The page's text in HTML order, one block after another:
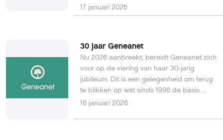
verbinden met toegewijde dienstverleners
en vrijwilligers, streeft dit platform naar het
ontrafelen, samenwerking te bevorderen
en een behulpzame gemeenschap te
vormen die gepassioneerd is over het tot
leven brengen van voorouderlijke
verhalen.
17 januari 2026
30 jaar Geneanet
Nu 2026 aanbreekt, bereidt Geneanet zich
voor op de viering van haar 30-jarig
jubileum. Dit is een gelegenheid om terug
te blikken op wat sinds 1996 de basis
vormt van Geneanet : online genealogie
16 januari 2026